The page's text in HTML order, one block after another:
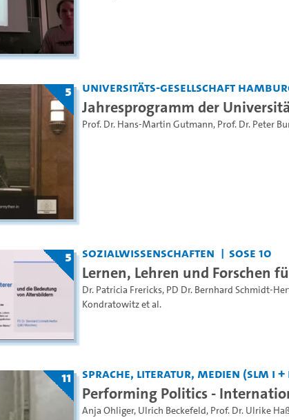
5 Universitäts-Gesellschaft
Jahresprogramm der
Prof. Dr. Hans-Martin Gutmann, Prof. Dr. Peter
5 Sozialwissenschaften SoSe 10
Lernen, Lehren und Forschen
Dr. Patricia Frericks, PD Dr. Bernhard Schmidt-
Kondratowitzet al.
11 Sprache, Literatur, Medien (SLM I +
Performing Politics -
Anja Ohliger, Ulrich Beckefeld, Prof. Dr. Ulrike